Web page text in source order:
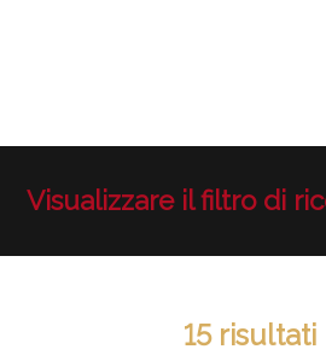
Visualizzare il filtro di
15risultati